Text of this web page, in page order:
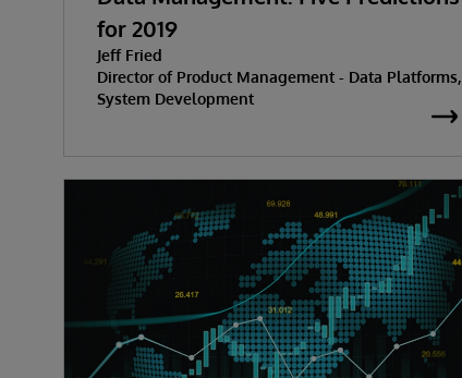
for 2019
Jeff Fried
Director of Product Management - Data Platforms,
System Development